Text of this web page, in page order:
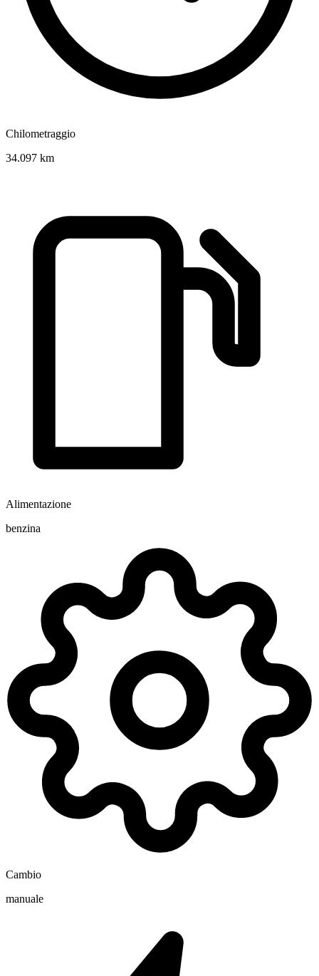
Chilometraggio
34.097 km
Alimentazione
benzina
Cambio
manuale